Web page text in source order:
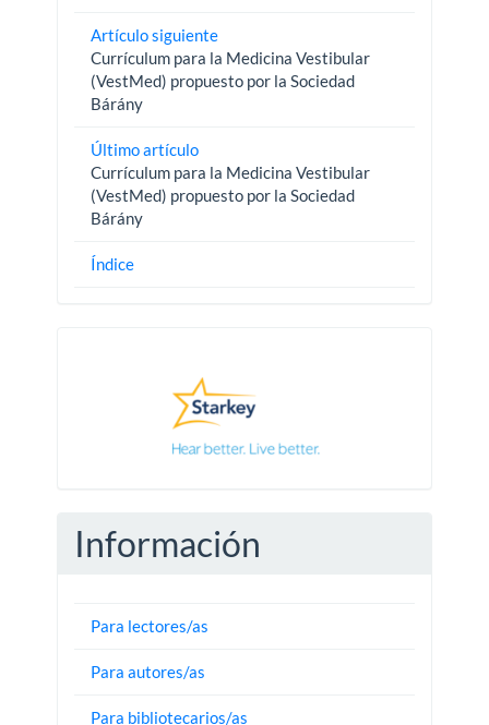
Artículo siguiente
Currículum para la Medicina Vestibular
(VestMed) propuesto por la Sociedad
Bárány
Último artículo
Currículum para la Medicina Vestibular
(VestMed) propuesto por la Sociedad
Bárány
Índice
Información
Para lectores/as
Para autores/as
Para bibliotecarios/as